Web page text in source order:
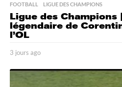
FOOTBALL ,LIGUE DES CHAMPIONS
Ligue des
légendaire de
l’OL
3 jours ago
o